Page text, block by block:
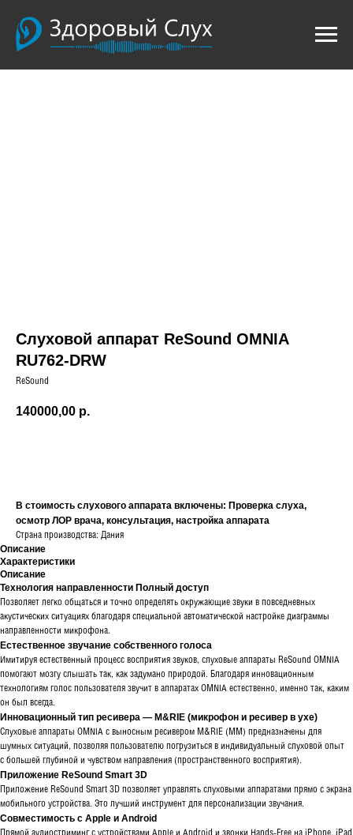
Слуховой аппарат ReSound OMNIA
RU762-DRW
ReSound
140000,00 р.
В стоимость слухового аппарата включены: Проверка слуха,
осмотр ЛОР врача, консультация, настройка аппарата
Страна производства: Дания
Описание
Характеристики
Описание
Технология направленности Полный доступ
Позволяет легко общаться и точно определять окружающие звуки в повседневных
акустических ситуациях благодаря специальной автоматической настройке диаграммы
направленности микрофона.
Естественное звучание собственного голоса
Имитируя естественный процесс восприятия звуков, слуховые аппараты ReSound OMNIA
помогают мозгу слышать так, как задумано природой. Благодаря инновационным
технологиям голос пользователя звучит в аппаратах OMNIA естественно, именно так, каким
он был всегда.
Инновационный тип ресивера — M&RIE (микрофон и ресивер в ухе)
Слуховые аппараты OMNIA с выносным ресивером M&RIE (ММ) предназначены для
шумных ситуаций, позволяя пользователю погрузиться в индивидуальный слуховой опыт
с большей глубиной и чувством направления (пространственного восприятия).
Приложение ReSound Smart 3D
Приложение ReSound Smart 3D позволяет управлять слуховыми аппаратами прямо с экрана
мобильного устройства. Это лучший инструмент для персонализации звучания.
Совместимость с Apple и Android
Прямой аудиостриминг с устройствами Apple и Android и звонки Hands-Free на iPhone, iPad